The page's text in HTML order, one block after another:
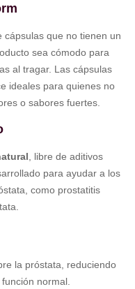
que no tienen un
sea cómodo para
al tragar. Las cápsulas
ideales para quienes no
o sabores fuertes.
, libre de aditivos
para ayudar a los
como prostatitis
la próstata, reduciendo
normal.